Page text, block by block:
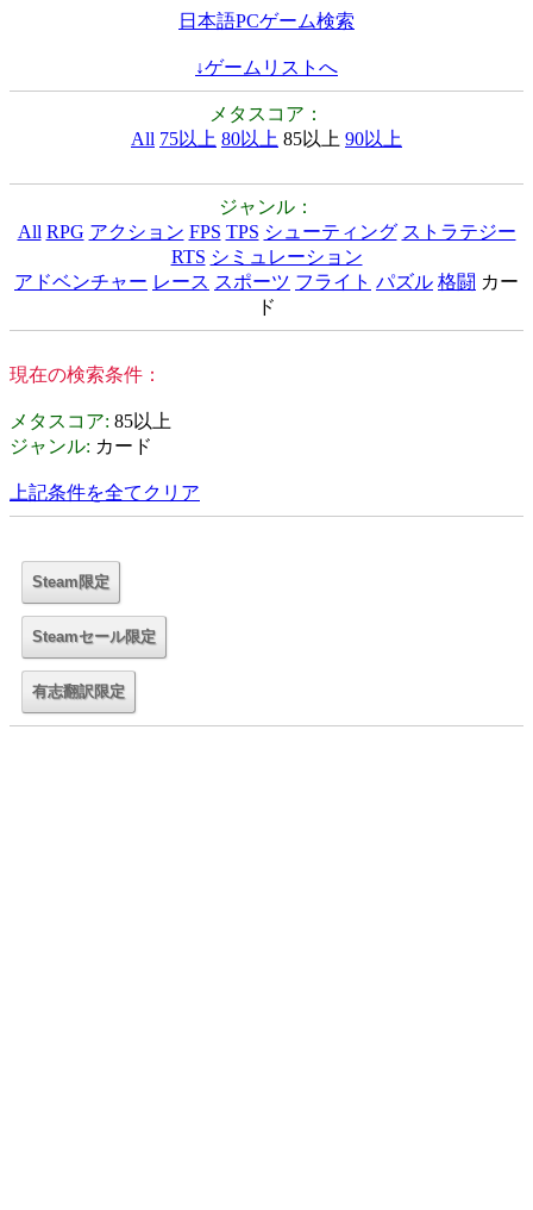
日本語PCゲーム検索
↓ゲームリストへ
メタスコア：
All 75以上 80以上 85以上 90以上
ジャンル：
All RPG アクション FPS TPS シューティング ストラテジー
RTS シミュレーション
アドベンチャー レース スポーツ フライト パズル 格闘 カー
ド
現在の検索条件：
メタスコア: 85以上
ジャンル: カード
上記条件を全てクリア